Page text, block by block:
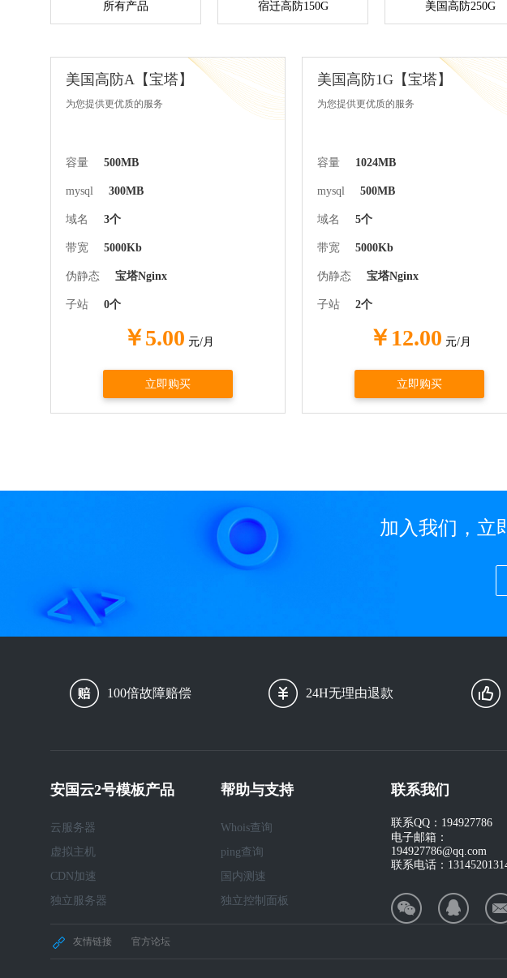
所有产品 宿迁高防150G 美国高防250G
美国高防A【宝塔】
为您提供更优质的服务
容量 500MB
mysql 300MB
域名 3个
带宽 5000Kb
伪静态 宝塔Nginx
子站 0个
￥5.00 元/月
立即购买
美国高防1G【宝塔】
为您提供更优质的服务
容量 1024MB
mysql 500MB
域名 5个
带宽 5000Kb
伪静态 宝塔Nginx
子站 2个
￥12.00 元/月
立即购买
加入我们，立
100倍故障赔偿 24H无理由退款
安国云2号模板产品
云服务器
虚拟主机
CDN加速
独立服务器
帮助与支持
Whois查询
ping查询
国内测速
独立控制面板
联系我们
联系QQ： 194927786
电子邮箱：
194927786@qq.com
联系电话：
友情链接 官方论坛